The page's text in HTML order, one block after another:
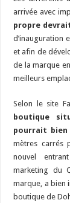
arrivée avec
propre
d’inauguration
et afin de
de la marque
meilleurs
Selon le site
boutique
pourrait
mètres carrés
nouvel
marketing du
marque, a bien
boutique de